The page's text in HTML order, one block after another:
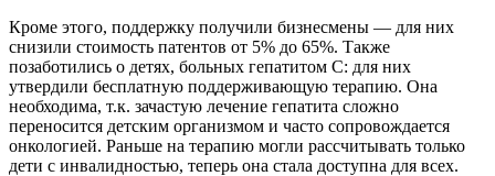
Кроме этого, поддержку получили бизнесмены — для них
снизили стоимость патентов от 5% до 65%. Также
позаботились о детях, больных гепатитом С: для них
утвердили бесплатную поддерживающую терапию. Она
необходима, т.к. зачастую лечение гепатита сложно
переносится детским организмом и часто сопровождается
онкологией. Раньше на терапию могли рассчитывать только
дети с инвалидностью, теперь она стала доступна для всех.